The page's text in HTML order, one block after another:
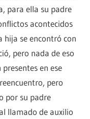
para ella su padre
acontecidos
se encontró con
pero nada de eso
en ese
pero
por su padre
llamado de auxilio